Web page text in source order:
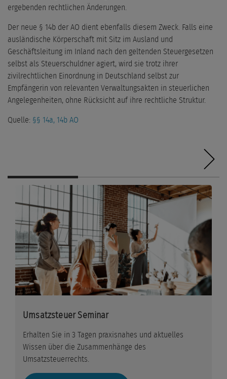
ergebenden rechtlichen Änderungen.
Der neue § 14b der AO dient ebenfalls diesem Zweck. Falls eine
ausländische Körperschaft mit Sitz im Ausland und
Geschäftsleitung im Inland nach den geltenden Steuergesetzen
selbst als Steuerschuldner agiert, wird sie trotz ihrer
zivilrechtlichen Einordnung in Deutschland selbst zur
Empfängerin von relevanten Verwaltungsakten in steuerlichen
Angelegenheiten, ohne Rücksicht auf ihre rechtliche Struktur.
Quelle: §§ 14a, 14b AO
Umsatzsteuer Seminar
Erhalten Sie in 3 Tagen praxisnahes und aktuelles
Wissen über die Zusammenhänge des
Umsatzsteuerrechts.